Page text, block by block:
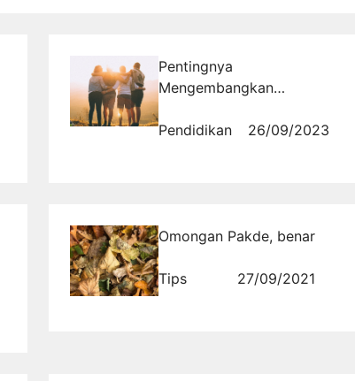
Pentingnya
Mengembangkan
Siswa SMP
Pendidikan 26/09/2023
Omongan Pakde, benar
Tips 27/09/2021